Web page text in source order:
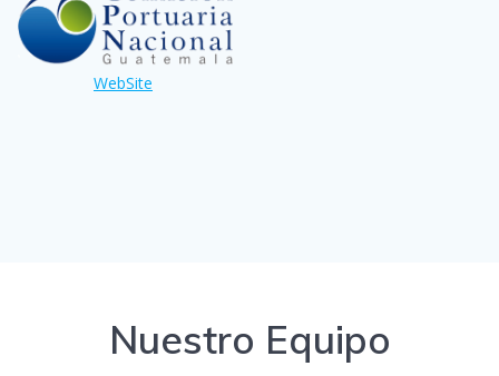
WebSite
Nuestro Equipo